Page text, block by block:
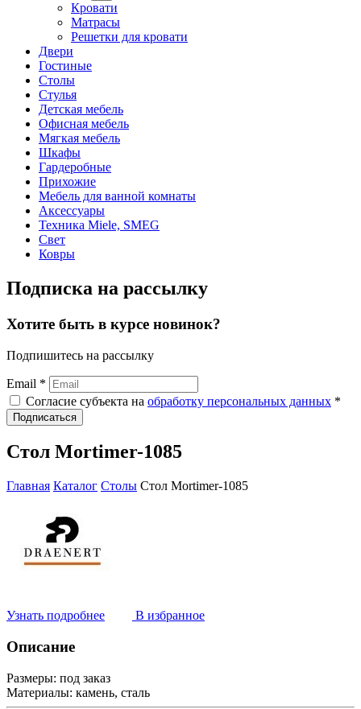
Кровати
Матрасы
Решетки для кровати
Двери
Гостиные
Столы
Стулья
Детская мебель
Офисная мебель
Мягкая мебель
Шкафы
Гардеробные
Прихожие
Мебель для ванной комнаты
Аксессуары
Техника Miele, SMEG
Свет
Ковры
Подписка на рассылку
Хотите быть в курсе новинок?
Подпишитесь на рассылку
Email *
Согласие субъекта на обработку персональных данных *
Подписаться
Стол Mortimer-1085
Главная Каталог Столы Стол Mortimer-1085
Узнать подробнее В избранное
Описание
Размеры: под заказ
Материалы: камень, сталь